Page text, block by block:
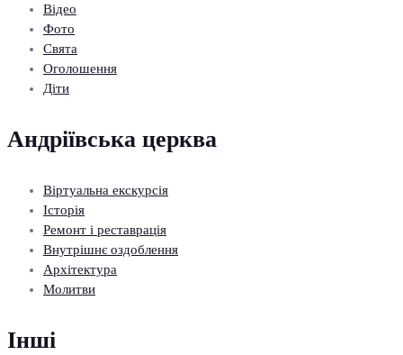
Відео
Фото
Свята
Оголошення
Діти
Андріївська церква
Віртуальна екскурсія
Історія
Ремонт і реставрація
Внутрішнє оздоблення
Архітектура
Молитви
Інші